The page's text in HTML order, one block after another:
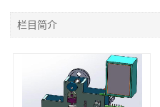
栏目简介